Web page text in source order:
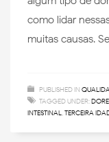
como lidar
muitas causas.
PUBLISHED IN
TAGGED UNDER:
INTESTINAL,TERCEIRA